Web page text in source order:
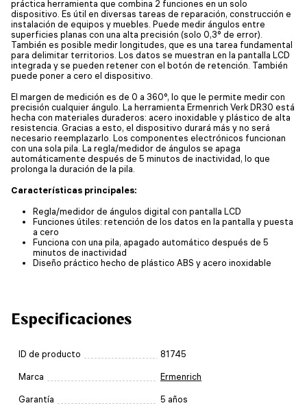
práctica herramienta que combina 2 funciones en un solo
dispositivo. Es útil en diversas tareas de reparación, construcción e
instalación de equipos y muebles. Puede medir ángulos entre
superficies planas con una alta precisión (solo 0,3° de error).
También es posible medir longitudes, que es una tarea fundamental
para delimitar territorios. Los datos se muestran en la pantalla LCD
integrada y se pueden retener con el botón de retención. También
puede poner a cero el dispositivo.
El margen de medición es de 0 a 360°, lo que le permite medir con
precisión cualquier ángulo. La herramienta Ermenrich Verk DR30 está
hecha con materiales duraderos: acero inoxidable y plástico de alta
resistencia. Gracias a esto, el dispositivo durará más y no será
necesario reemplazarlo. Los componentes electrónicos funcionan
con una sola pila. La regla/medidor de ángulos se apaga
automáticamente después de 5 minutos de inactividad, lo que
prolonga la duración de la pila.
Características principales:
Regla/medidor de ángulos digital con pantalla LCD
Funciones útiles: retención de los datos en la pantalla y puesta
a cero
Funciona con una pila, apagado automático después de 5
minutos de inactividad
Diseño práctico hecho de plástico ABS y acero inoxidable
Especificaciones
ID de producto 81745
Marca Ermenrich
Garantía 5 años